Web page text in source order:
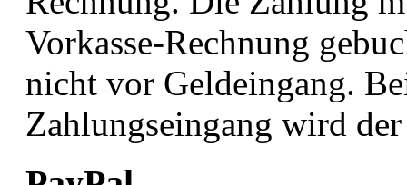
Vorkasse-Rechnung
nicht vor Geldeingang.
Zahlungseingang wird